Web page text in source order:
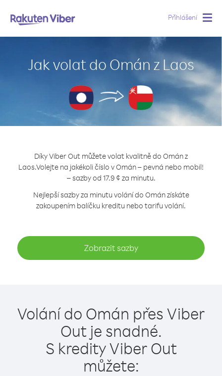
Přihlášení
Jak volat do Omán z Laos
Díky Viber Out můžete volat kvalitně do Omán z
Laos.Volejte na jakékoli číslo v Omán – pevná nebo mobil!
– sazby od 17.9 ¢ za minutu.
Nejlepší sazby za minutu volání do Omán získáte
zakoupením balíčku kreditu nebo tarifu volání.
Zobrazit sazby
Volání do Omán přes Viber
Out je snadné.
S kredity Viber Out
můžete: